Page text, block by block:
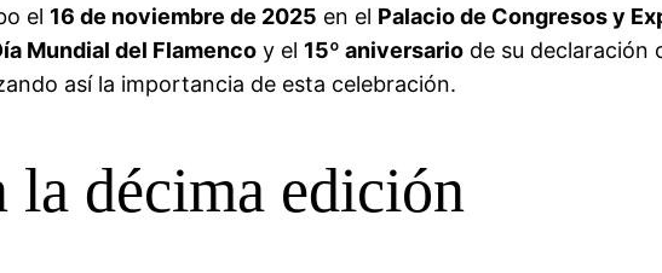
el 16 de noviembre de 2025 en el Palacio de Congresos y
Mundial del Flamenco y el 15º aniversario de su declaración
así la importancia de esta celebración.
la décima edición